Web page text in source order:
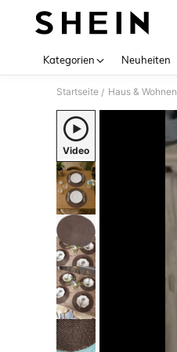
Kategorien Neuheiten
Startseite / Haus & Wohnen
Video